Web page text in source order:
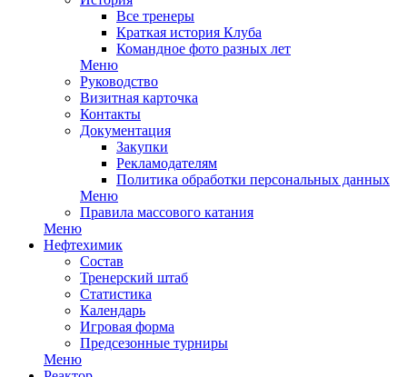
Все тренеры
Краткая история Клуба
Командное фото разных лет
Меню
Руководство
Визитная карточка
Контакты
Документация
Закупки
Рекламодателям
Политика обработки персональных данных
Меню
Правила массового катания
Меню
Нефтехимик
Состав
Тренерский штаб
Статистика
Календарь
Игровая форма
Предсезонные турниры
Меню